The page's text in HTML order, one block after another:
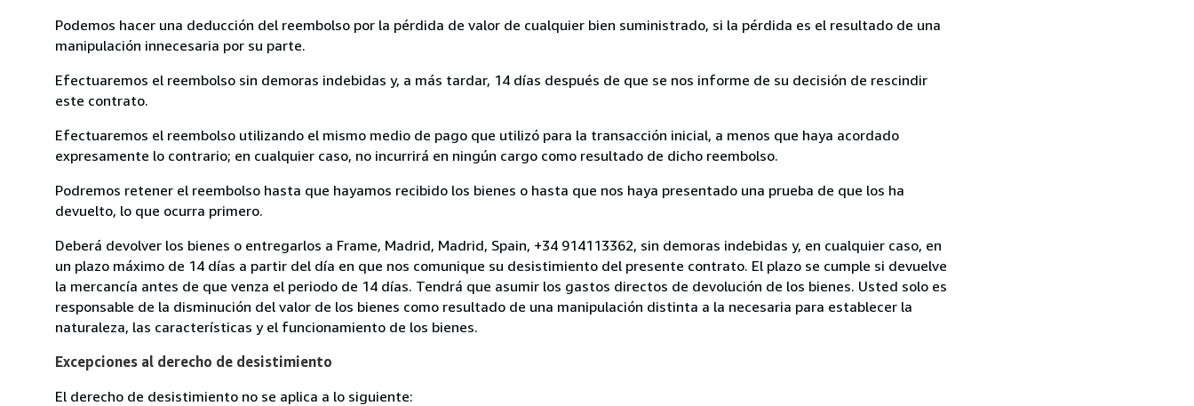
Podemos hacer una deducción del reembolso por la pérdida de valor de cualquier bien suministrado, si la pérdida es el resultado de una
manipulación innecesaria por su parte.
Efectuaremos el reembolso sin demoras indebidas y, a más tardar, 14 días después de que se nos informe de su decisión de rescindir
este contrato.
Efectuaremos el reembolso utilizando el mismo medio de pago que utilizó para la transacción inicial, a menos que haya acordado
expresamente lo contrario; en cualquier caso, no incurrirá en ningún cargo como resultado de dicho reembolso.
Podremos retener el reembolso hasta que hayamos recibido los bienes o hasta que nos haya presentado una prueba de que los ha
devuelto, lo que ocurra primero.
Deberá devolver los bienes o entregarlos a Frame, Madrid, Madrid, Spain, +34 914113362, sin demoras indebidas y, en cualquier caso, en
un plazo máximo de 14 días a partir del día en que nos comunique su desistimiento del presente contrato. El plazo se cumple si devuelve
la mercancía antes de que venza el periodo de 14 días. Tendrá que asumir los gastos directos de devolución de los bienes. Usted solo es
responsable de la disminución del valor de los bienes como resultado de una manipulación distinta a la necesaria para establecer la
naturaleza, las características y el funcionamiento de los bienes.
Excepciones al derecho de desistimiento
El derecho de desistimiento no se aplica a lo siguiente: